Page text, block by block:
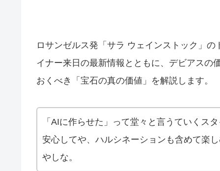
ロサンゼルス発「サラ ウェインストック」
イナー来日の最新情報とともに、デビアスの
おくべき「宝石の真の価値」を解説します。
「AIに作らせた」って堂々と言うていくス
安心してや、ハルシネーションも含めて楽
やしな。